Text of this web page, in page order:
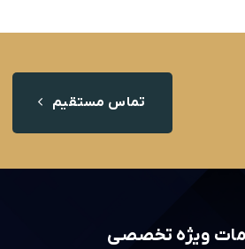
تماس مستقیم
ویژه تخصصی